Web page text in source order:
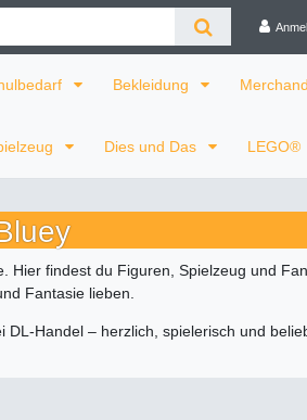
Bekleidung
Dies und Das LEGO®
findest du Figuren, Spielzeug und
Fantasie lieben.
DL-Handel – herzlich, spielerisch und